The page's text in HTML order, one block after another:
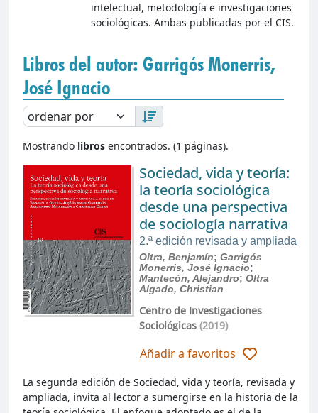
intelectual, metodología e investigaciones
sociológicas. Ambas publicadas por el CIS.
Libros del autor: Garrigós Monerris,
José Ignacio
Mostrando libros encontrados. (1 páginas).
Sociedad, vida y teoría:
la teoría sociológica
desde una perspectiva
de sociología narrativa
2.ª edición revisada y ampliada
Oltra, Benjamín; Garrigós
Monerris, José Ignacio;
Mantecón, Alejandro; Oltra
Algado, Christian
Centro de Investigaciones
Sociológicas(2019)
Añadir a favoritos
La segunda edición de Sociedad, vida y teoría, revisada y
ampliada, invita al lector a sumergirse en la historia de la